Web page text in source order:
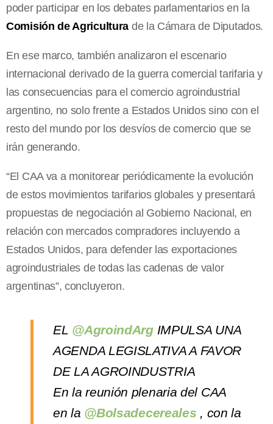
poder participar en los debates parlamentarios en la
Comisión de Agricultura de la Cámara de Diputados.
En ese marco, también analizaron el escenario
internacional derivado de la guerra comercial tarifaria y
las consecuencias para el comercio agroindustrial
argentino, no solo frente a Estados Unidos sino con el
resto del mundo por los desvíos de comercio que se
irán generando.
“El CAA va a monitorear periódicamente la evolución
de estos movimientos tarifarios globales y presentará
propuestas de negociación al Gobierno Nacional, en
relación con mercados compradores incluyendo a
Estados Unidos, para defender las exportaciones
agroindustriales de todas las cadenas de valor
argentinas”, concluyeron.
EL @AgroindArgIMPULSA UNA
AGENDA LEGISLATIVA A FAVOR
DE LA AGROINDUSTRIA
En la reunión plenaria del CAA
en la @Bolsadecereales , con la